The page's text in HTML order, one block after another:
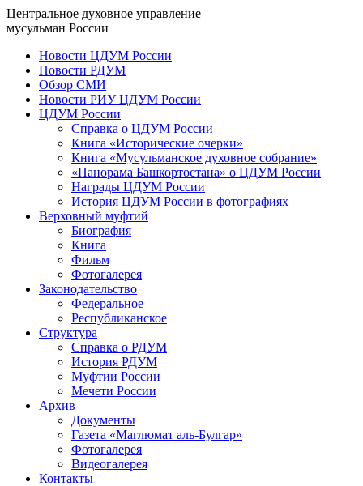
Центральное духовное управление
мусульман России
Новости ЦДУМ России
Новости РДУМ
Обзор СМИ
Новости РИУ ЦДУМ России
ЦДУМ России
Справка о ЦДУМ России
Книга «Исторические очерки»
Книга «Мусульманское духовное собрание»
«Панорама Башкортостана» о ЦДУМ России
Награды ЦДУМ России
История ЦДУМ России в фотографиях
Верховный муфтий
Биография
Книга
Фильм
Фотогалерея
Законодательство
Федеральное
Республиканское
Структура
Справка о РДУМ
История РДУМ
Муфтии России
Мечети России
Архив
Документы
Газета «Маглюмат аль-Булгар»
Фотогалерея
Видеогалерея
Контакты